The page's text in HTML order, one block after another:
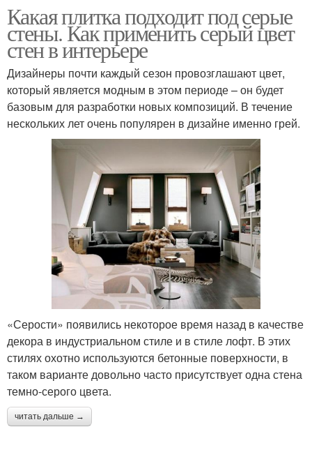
Какая плитка подходит под серые
стены. Как применить серый цвет
стен в интерьере
Дизайнеры почти каждый сезон провозглашают цвет,
который является модным в этом периоде – он будет
базовым для разработки новых композиций. В течение
нескольких лет очень популярен в дизайне именно грей.
«Серости» появились некоторое время назад в качестве
декора в индустриальном стиле и в стиле лофт. В этих
стилях охотно используются бетонные поверхности, в
таком варианте довольно часто присутствует одна стена
темно-серого цвета.
читать дальше →